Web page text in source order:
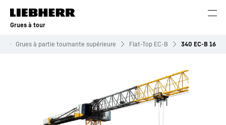
Grues à tour
Grues à partie tournante supérieure Flat-Top EC-B 340 EC-B 16